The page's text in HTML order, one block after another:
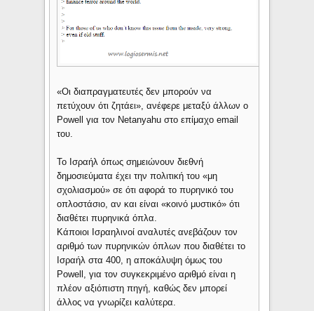
«Οι διαπραγματευτές δεν μπορούν να
πετύχουν ότι ζητάει», ανέφερε μεταξύ άλλων ο
Powell για τον Netanyahu στο επίμαχο email
του.
Το Ισραήλ όπως σημειώνουν διεθνή
δημοσιεύματα έχει την πολιτική του «μη
σχολιασμού» σε ότι αφορά το πυρηνικό του
οπλοστάσιο, αν και είναι «κοινό μυστικό» ότι
διαθέτει πυρηνικά όπλα.
Κάποιοι Ισραηλινοί αναλυτές ανεβάζουν τον
αριθμό των πυρηνικών όπλων που διαθέτει το
Ισραήλ στα 400, η αποκάλυψη όμως του
Powell, για τον συγκεκριμένο αριθμό είναι η
πλέον αξιόπιστη πηγή, καθώς δεν μπορεί
άλλος να γνωρίζει καλύτερα.